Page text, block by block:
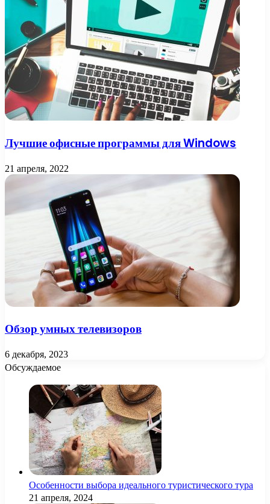
Лучшие офисные программы для Windows
21 апреля, 2022
Обзор умных телевизоров
6 декабря, 2023
Обсуждаемое
Особенности выбора идеального туристического тура
21 апреля, 2024